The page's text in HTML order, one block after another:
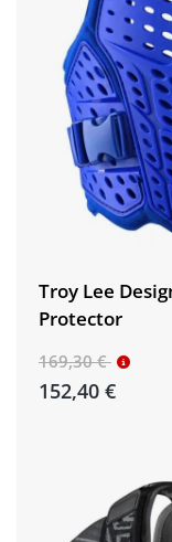
Troy Lee
Protector
169,30 €
152,40 €